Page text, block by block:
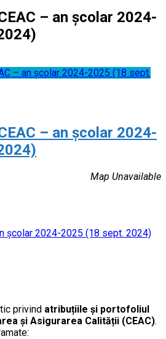
– an școlar 2024-
– an școlar 2024-2025 (18 sept.
– an școlar 2024-
Map Unavailable
școlar 2024-2025 (18 sept. 2024)
privind atribuțiile și portofoliul
și Asigurarea Calității (CEAC).